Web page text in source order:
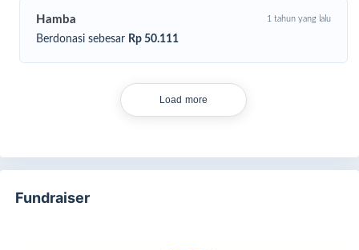
Hamba 1 tahun yang lalu
Berdonasi sebesar Rp 50.111
Load more
Fundraiser